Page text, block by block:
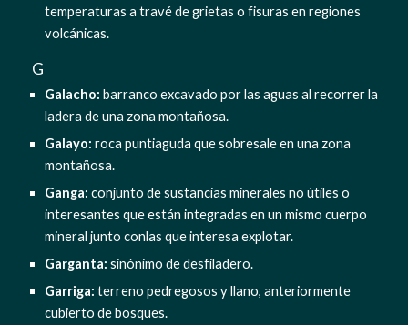
temperaturas a travé de grietas o fisuras en regiones
volcánicas.
  G
Galacho: barranco excavado por las aguas al recorrer la
ladera de una zona montañosa.
Galayo: roca puntiaguda que sobresale en una zona
montañosa.
Ganga: conjunto de sustancias minerales no útiles o
interesantes que están integradas en un mismo cuerpo
mineral junto conlas que interesa explotar.
Garganta: sinónimo de desfiladero.
Garriga: terreno pedregosos y llano, anteriormente
cubierto de bosques.